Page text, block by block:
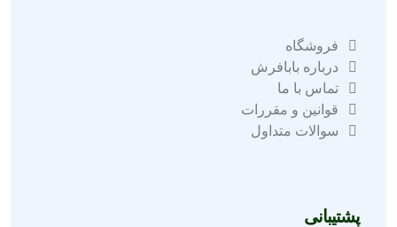
فروشگاه
درباره بابافرش
تماس با ما
قوانین و مقررات
سوالات متداول
پشتیبانی